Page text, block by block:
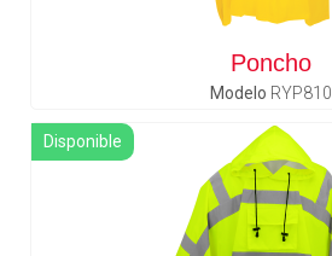
Poncho
Modelo RYP810
Disponible